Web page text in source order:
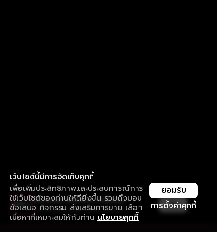
เว็บไซต์นี้มีการจัดเก็บคุกกี้
เพื่อเพิ่มประสิทธิภาพและประสบการณ์การ
ใช้เว็บไซต์ของท่านให้ดียิ่งขึ้น รวมถึงมอบ
ข้อเสนอ กิจกรรม ส่งเสริมการขาย เลือก
เนื้อหาที่เหมาะสมให้กับท่าน นโยบายคุกกี้
การตั้งค่าคุกกี้
ยอมรับ
ใช้งานแอป ลื่นไหลกว่า ไม่มีสะดุด
ดาวน์โหลดแอปเพื่อการรับชมที่ดีกว่า เปิด